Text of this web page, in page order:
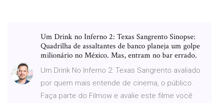
Um Drink no Inferno 2: Texas Sangrento Sinopse:
Quadrilha de assaltantes de banco planeja um golpe
milionário no México. Mas, entram no bar errado.
Um Drink No Inferno 2: Texas Sangrento avaliado
por quem mais entende de cinema, o público.
Faça parte do Filmow e avalie este filme você